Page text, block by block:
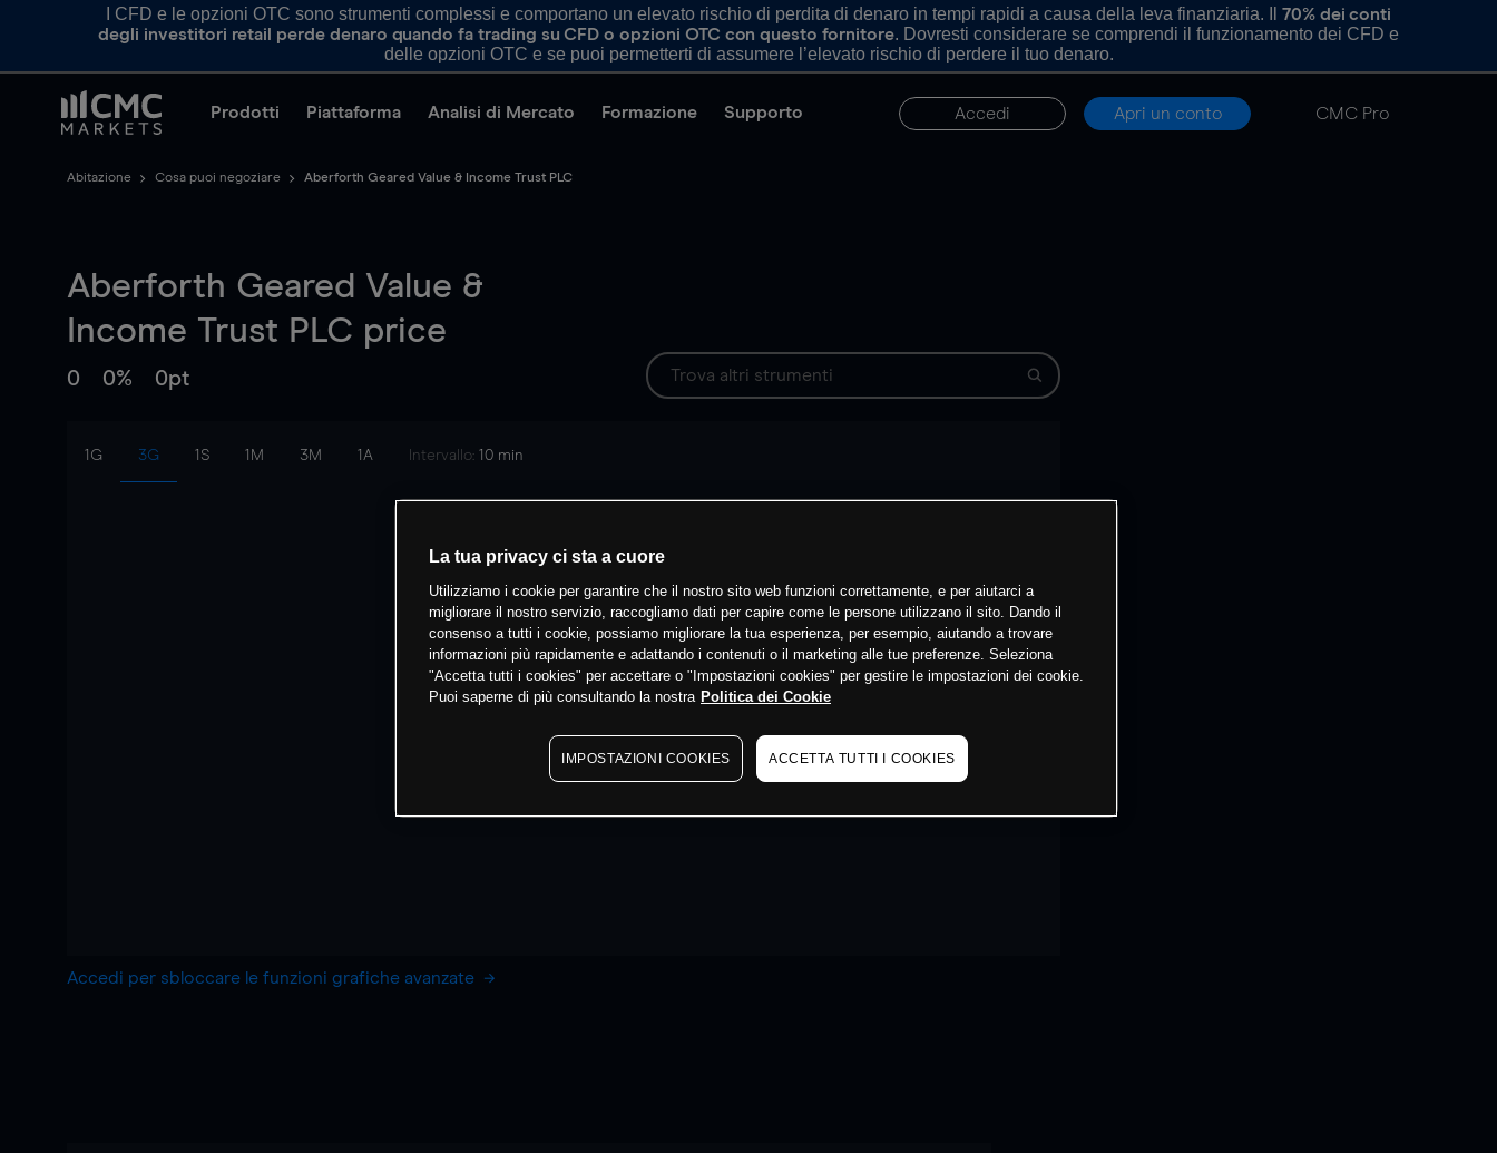
I CFD e le opzioni OTC sono strumenti complessi e comportano un elevato rischio di perdita di denaro in tempi rapidi a causa della leva finanziaria. Il 70% dei conti
degli investitori retail perde denaro quando fa trading su CFD o opzioni OTC con questo fornitore. Dovresti considerare se comprendi il funzionamento dei CFD e
delle opzioni OTC e se puoi permetterti di assumere l’elevato rischio di perdere il tuo denaro.
Prodotti Piattaforma Analisi di Mercato Formazione Supporto Accedi Apri un conto CMC Pro
Abitazione Cosa puoi negoziare Aberforth Geared Value & Income Trust PLC
Aberforth Geared Value &
Income Trust PLC price
0 0% 0pt
1G 3G 1S 1M 3M 1A Intervallo: 10 min
Accedi per sbloccare le funzioni grafiche avanzate
La tua privacy ci sta a cuore
Utilizziamo i cookie per garantire che il nostro sito web funzioni correttamente, e per aiutarci a
migliorare il nostro servizio, raccogliamo dati per capire come le persone utilizzano il sito. Dando il
consenso a tutti i cookie, possiamo migliorare la tua esperienza, per esempio, aiutando a trovare
informazioni più rapidamente e adattando i contenuti o il marketing alle tue preferenze. Seleziona
"Accetta tutti i cookies" per accettare o "Impostazioni cookies" per gestire le impostazioni dei cookie.
Puoi saperne di più consultando la nostra Politica dei Cookie
IMPOSTAZIONI COOKIES ACCETTA TUTTI I COOKIES